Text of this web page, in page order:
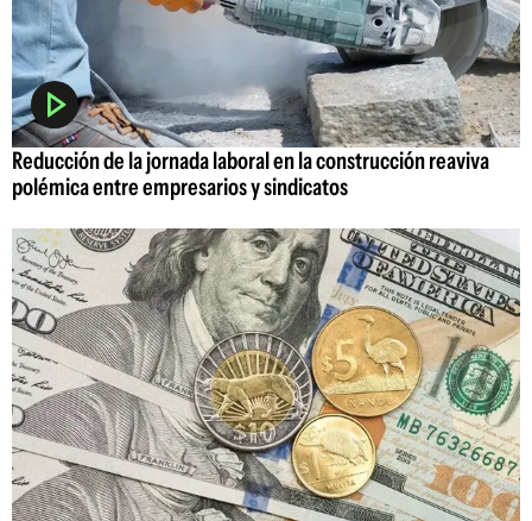
Reducción de la jornada laboral en la construcción reaviva
polémica entre empresarios y sindicatos